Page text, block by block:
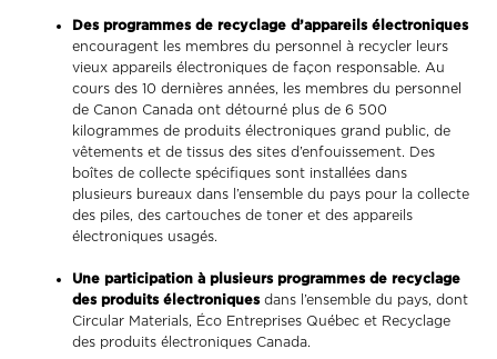
Des programmes de recyclage d’appareils électroniques
encouragent les membres du personnel à recycler leurs
vieux appareils électroniques de façon responsable. Au
cours des 10 dernières années, les membres du personnel
de Canon Canada ont détourné plus de 6 500
kilogrammes de produits électroniques grand public, de
vêtements et de tissus des sites d’enfouissement. Des
boîtes de collecte spécifiques sont installées dans
plusieurs bureaux dans l’ensemble du pays pour la collecte
des piles, des cartouches de toner et des appareils
électroniques usagés.
Une participation à plusieurs programmes de recyclage
des produits électroniquesdans l’ensemble du pays, dont
Circular Materials, Éco Entreprises Québec et Recyclage
des produits électroniques Canada.